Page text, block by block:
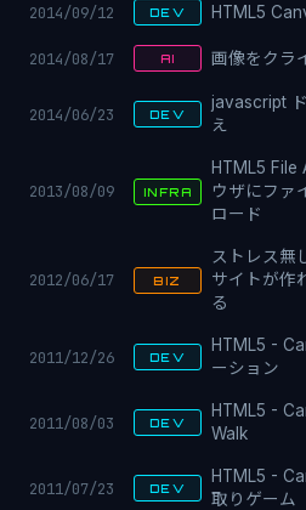
2014/09/12 DEV HTML5
2014/08/17 AI 画像をクラ
2014/06/23 DEV
javascript
え
2013/08/09 INFRA
HTML5 File
ウザにファ
ロード
2012/06/17 BIZ
ストレス無
サイトが作
る
2011/12/26 DEV
HTML5 -
ーション
2011/08/03 DEV
HTML5 -
Walk
2011/07/23 DEV
HTML5 -
取りゲーム